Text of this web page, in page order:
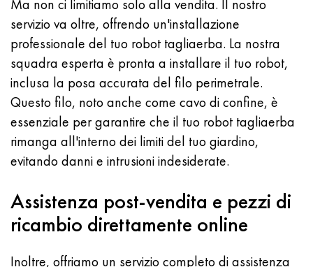
Ma non ci limitiamo solo alla vendita. Il nostro
servizio va oltre, offrendo un'installazione
professionale del tuo robot tagliaerba. La nostra
squadra esperta è pronta a installare il tuo robot,
inclusa la posa accurata del filo perimetrale.
Questo filo, noto anche come cavo di confine, è
essenziale per garantire che il tuo robot tagliaerba
rimanga all'interno dei limiti del tuo giardino,
evitando danni e intrusioni indesiderate.
Assistenza post-vendita e pezzi di
ricambio direttamente online
Inoltre, offriamo un servizio completo di assistenza